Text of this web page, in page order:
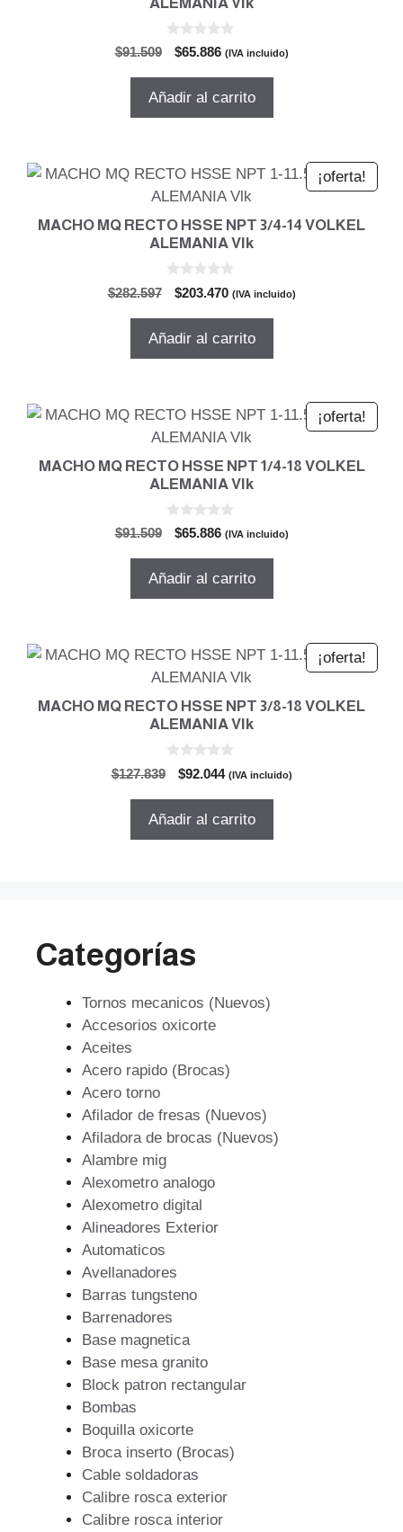
$91.509
El
original
$65.886El
actual
(IVA incluido)
Añadir al carrito
¡oferta!
MACHO MQ RECTO HSSE NPT 3/4-14 VOLKEL
ALEMANIA Vlk
$282.597
El
original
$203.470El
actual
(IVA incluido)
Añadir al carrito
¡oferta!
MACHO MQ RECTO HSSE NPT 1/4-18 VOLKEL
ALEMANIA Vlk
$91.509
El
original
$65.886El
actual
(IVA incluido)
Añadir al carrito
¡oferta!
MACHO MQ RECTO HSSE NPT 3/8-18 VOLKEL
ALEMANIA Vlk
$127.839
El
original
$92.044El
actual
(IVA incluido)
Añadir al carrito
Categorías
Tornos mecanicos (Nuevos)
Accesorios oxicorte
Aceites
Acero rapido (Brocas)
Acero torno
Afilador de fresas (Nuevos)
Afiladora de brocas (Nuevos)
Alambre mig
Alexometro analogo
Alexometro digital
Alineadores Exterior
Automaticos
Avellanadores
Barras tungsteno
Barrenadores
Base magnetica
Base mesa granito
Block patron rectangular
Bombas
Boquilla oxicorte
Broca inserto (Brocas)
Cable soldadoras
Calibre rosca exterior
Calibre rosca interior